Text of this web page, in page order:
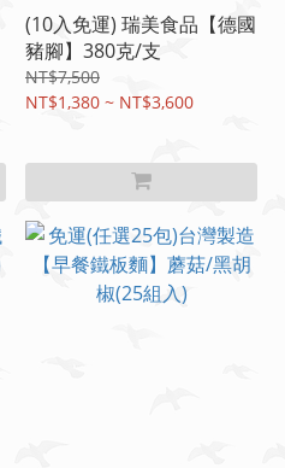
(10入免運) 瑞美食品【德國
豬腳】380克/支
NT$7,500
NT$1,380 ~ NT$3,600